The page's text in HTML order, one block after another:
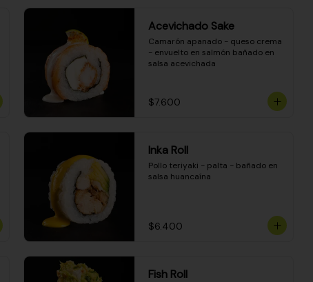
Acevichado Sake
Camarón apanado - queso crema
- envuelto en salmón bañado en
salsa acevichada
$7.600
Inka Roll
Pollo teriyaki - palta - bañado en
salsa huancaína
$6.400
Fish Roll